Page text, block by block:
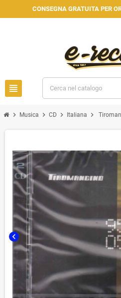
CONSEGNA GRATUITA PER
view_headline
chevron_right Musica chevron_right CD chevron_right Italiana chevron_right
chevron_left